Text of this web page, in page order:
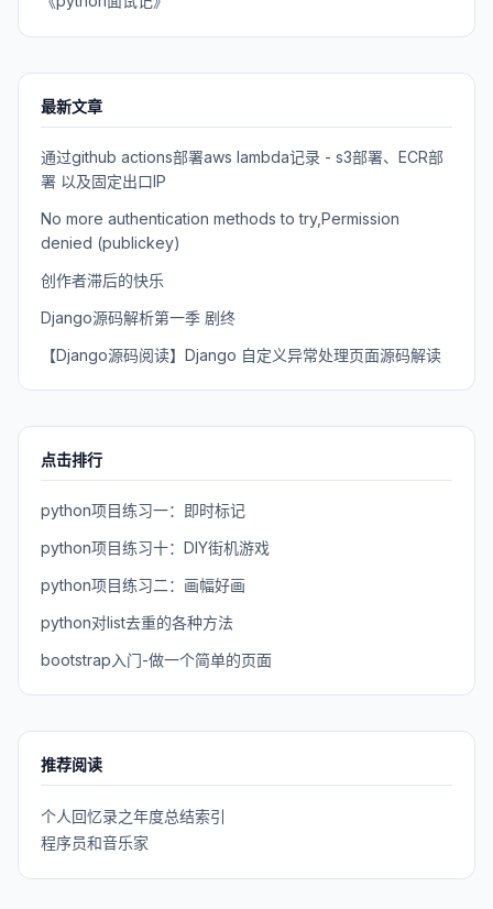
最新文章
通过github actions部署aws lambda记录 - s3部署、ECR部
署 以及固定出口IP
No more authentication methods to try,Permission
denied (publickey)
创作者滞后的快乐
Django源码解析第一季 剧终
【Django源码阅读】Django 自定义异常处理页面源码解读
点击排行
python项目练习一：即时标记
python项目练习十：DIY街机游戏
python项目练习二：画幅好画
python对list去重的各种方法
bootstrap入门-做一个简单的页面
推荐阅读
个人回忆录之年度总结索引
程序员和音乐家